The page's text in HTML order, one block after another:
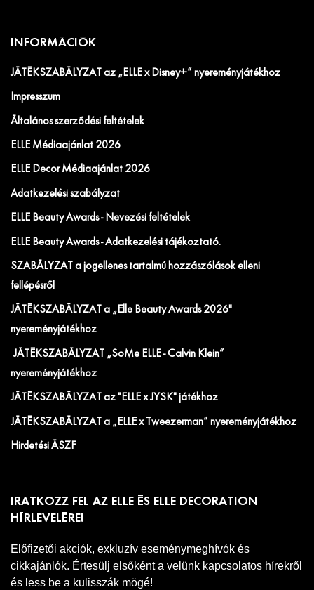
INFORMÁCIÓK
JÁTÉKSZABÁLYZAT az „ELLE x Disney+” nyereményjátékhoz
Impresszum
Általános szerződési feltételek
ELLE Médiaajánlat 2026
ELLE Decor Médiaajánlat 2026
Adatkezelési szabályzat
ELLE Beauty Awards - Nevezési feltételek
ELLE Beauty Awards - Adatkezelési tájékoztató.
SZABÁLYZAT a jogellenes tartalmú hozzászólások elleni
fellépésről
JÁTÉKSZABÁLYZAT a „Elle Beauty Awards 2026"
nyereményjátékhoz
JÁTÉKSZABÁLYZAT „SoMe ELLE - Calvin Klein”
nyereményjátékhoz
JÁTÉKSZABÁLYZAT az "ELLE x JYSK" játékhoz
JÁTÉKSZABÁLYZAT a „ELLE x Tweezerman” nyereményjátékhoz
Hirdetési ÁSZF
IRATKOZZ FEL AZ ELLE ÉS ELLE DECORATION
HÍRLEVELÉRE!
Előfizetői akciók, exkluzív eseménymeghívók és
cikkajánlók. Értesülj elsőként a velünk kapcsolatos hírekről
és less be a kulisszák mögé!